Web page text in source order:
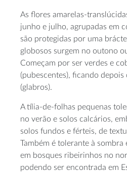
As flores amarelas-
junho e julho, agrupadas em
são protegidas por uma
globosos surgem no outono
Começam por ser verdes e
(pubescentes), ficando depois
(glabros).
A tília-de-folhas pequenas
no verão e solos calcários,
solos fundos e férteis, de
Também é tolerante à sombra
em bosques ribeirinhos no
podendo ser encontrada em